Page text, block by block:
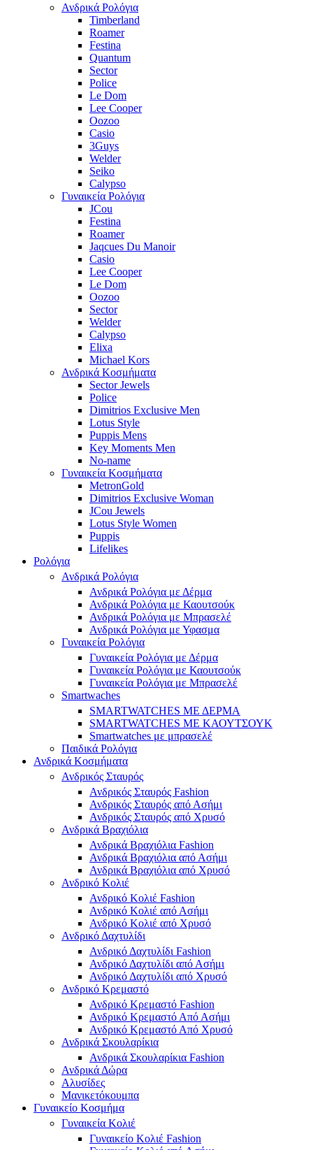
Ανδρικά Ρολόγια
Timberland
Roamer
Festina
Quantum
Sector
Police
Le Dom
Lee Cooper
Oozoo
Casio
3Guys
Welder
Seiko
Calypso
Γυναικεία Ρολόγια
JCou
Festina
Roamer
Jaqcues Du Manoir
Casio
Lee Cooper
Le Dom
Oozoo
Sector
Welder
Calypso
Elixa
Michael Kors
Ανδρικά Κοσμήματα
Sector Jewels
Police
Dimitrios Exclusive Men
Lotus Style
Puppis Mens
Key Moments Men
No-name
Γυναικεία Κοσμήματα
MetronGold
Dimitrios Exclusive Woman
JCou Jewels
Lotus Style Women
Puppis
Lifelikes
Ρολόγια
Ανδρικά Ρολόγια
Ανδρικά Ρολόγια με Δέρμα
Ανδρικά Ρολόγια με Καουτσούκ
Ανδρικά Ρολόγια με Μπρασελέ
Ανδρικά Ρολόγια με Υφασμα
Γυναικεία Ρολόγια
Γυναικεία Ρολόγια με Δέρμα
Γυναικεία Ρολόγια με Καουτσούκ
Γυναικεία Ρολόγια με Μπρασελέ
Smartwaches
SMARTWATCHES ΜΕ ΔΕΡΜΑ
SMARTWATCHES ΜΕ ΚΑΟΥΤΣΟΥΚ
Smartwatches με μπρασελέ
Παιδικά Ρολόγια
Ανδρικά Κοσμήματα
Ανδρικός Σταυρός
Ανδρικός Σταυρός Fashion
Ανδρικός Σταυρός από Ασήμι
Ανδρικός Σταυρός από Χρυσό
Ανδρικά Βραχιόλια
Ανδρικά Βραχιόλια Fashion
Ανδρικά Βραχιόλια από Ασήμι
Ανδρικά Βραχιόλια από Χρυσό
Ανδρικό Κολιέ
Ανδρικό Κολιέ Fashion
Ανδρικό Κολιέ από Ασήμι
Ανδρικό Κολιέ από Χρυσό
Ανδρικό Δαχτυλίδι
Ανδρικό Δαχτυλίδι Fashion
Ανδρικό Δαχτυλίδι από Ασήμι
Ανδρικό Δαχτυλίδι από Χρυσό
Ανδρικό Κρεμαστό
Ανδρικό Κρεμαστό Fashion
Ανδρικό Κρεμαστό Από Ασήμι
Ανδρικό Κρεμαστό Από Χρυσό
Ανδρικά Σκουλαρίκια
Ανδρικά Σκουλαρίκια Fashion
Ανδρικά Δώρα
Αλυσίδες
Μανικετόκουμπα
Γυναικείο Κοσμήμα
Γυναικεία Κολιέ
Γυναικείο Κολιέ Fashion